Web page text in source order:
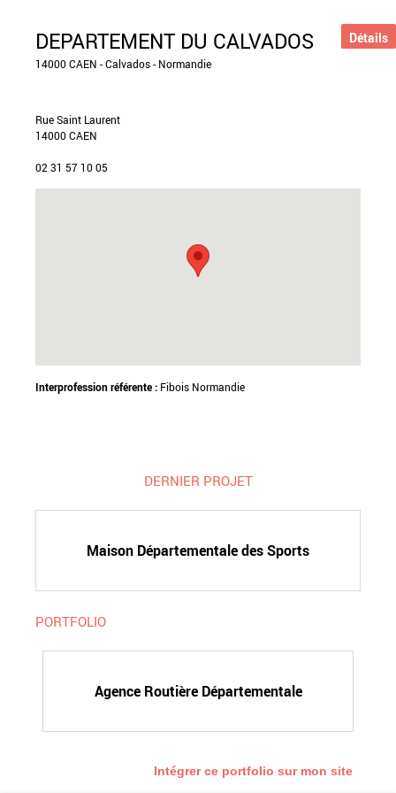
DEPARTEMENT DU CALVADOS
14000 CAEN - Calvados - Normandie
Rue Saint Laurent
14000 CAEN
02 31 57 10 05
Interprofession référente : Fibois Normandie
DERNIER PROJET
Maison Départementale des Sports
Détails
PORTFOLIO
Agence Routière Départementale
Intégrer ce portfolio sur mon site